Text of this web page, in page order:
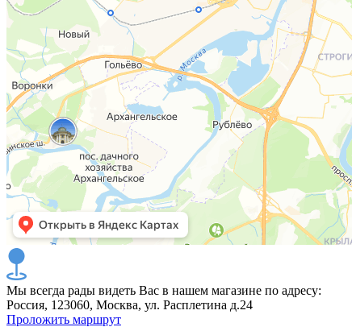
Мы всегда рады видеть Вас в нашем магазине по адресу:
Россия, 123060, Москва, ул. Расплетина д.24
Проложить маршрут